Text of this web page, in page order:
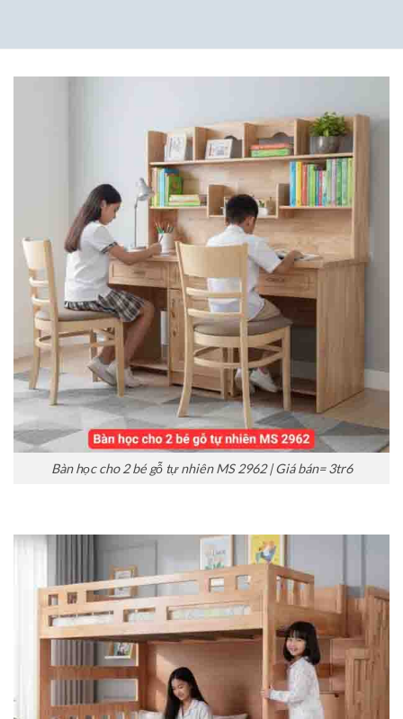
Bàn học cho 2 bé gỗ tự nhiên MS 2962 | Giá bán= 3tr6